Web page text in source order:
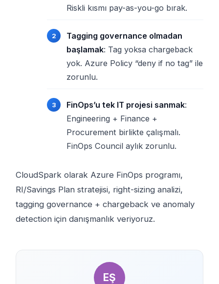
Riskli kısmı pay-as-you-go bırak.
Tagging governance olmadan
başlamak: Tag yoksa chargeback
yok. Azure Policy “deny if no tag” ile
zorunlu.
FinOps’u tek IT projesi sanmak:
Engineering + Finance +
Procurement birlikte çalışmalı.
FinOps Council aylık zorunlu.
CloudSpark olarak Azure FinOps programı,
RI/Savings Plan stratejisi, right-sizing analizi,
tagging governance + chargeback ve anomaly
detection için danışmanlık veriyoruz.
EŞ